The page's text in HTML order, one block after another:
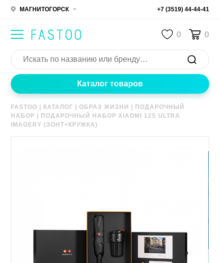
МАГНИТОГОРСК +7 (3519) 44-44-41
0 0
Каталог товаров
FASTOO КАТАЛОГ |ОБРАЗ ЖИЗНИ
ПОДАРОЧНЫЙ
НАБОР
ПОДАРОЧНЫЙ НАБОР XIAOMI 12S ULTRA
IMAGERY (ЗОНТ+КРУЖКА)